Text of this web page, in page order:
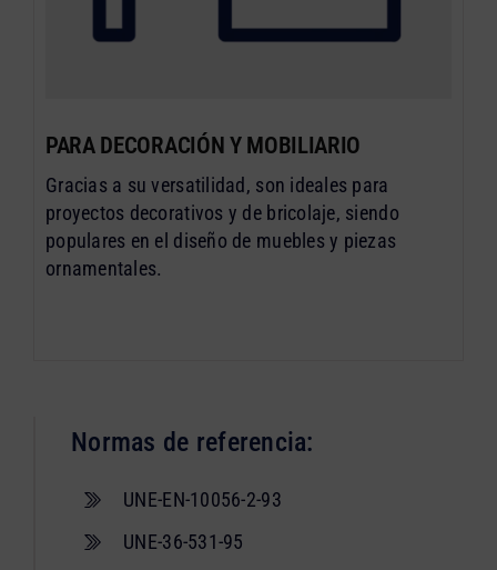
PARA DECORACIÓN Y MOBILIARIO
Gracias a su versatilidad, son ideales para
proyectos decorativos y de bricolaje, siendo
populares en el diseño de muebles y piezas
ornamentales.
Normas de referencia:
UNE-EN-10056-2-93
UNE-36-531-95